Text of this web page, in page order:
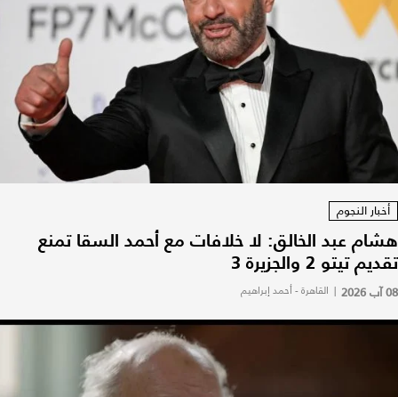
أخبار النجوم
هشام عبد الخالق: لا خلافات مع أحمد السقا تمنع
تقديم تيتو 2 والجزيرة 3
08 آب 2026 | القاهرة - أحمد إبراهيم